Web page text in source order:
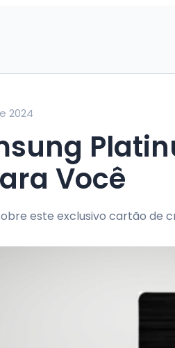
2024
Você
este exclusivo cartão de